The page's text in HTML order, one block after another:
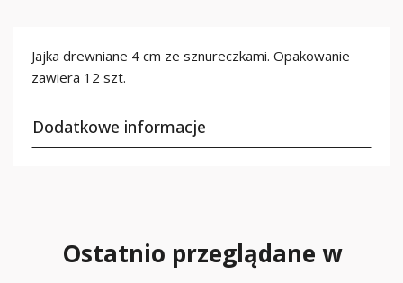
Jajka drewniane 4 cm ze sznureczkami. Opakowanie
zawiera 12 szt.
Dodatkowe informacje
Ostatnio przeglądane w